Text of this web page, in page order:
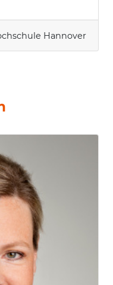
Hannover